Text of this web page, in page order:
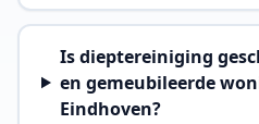
Is dieptereiniging
en gemeubileerde
Eindhoven?